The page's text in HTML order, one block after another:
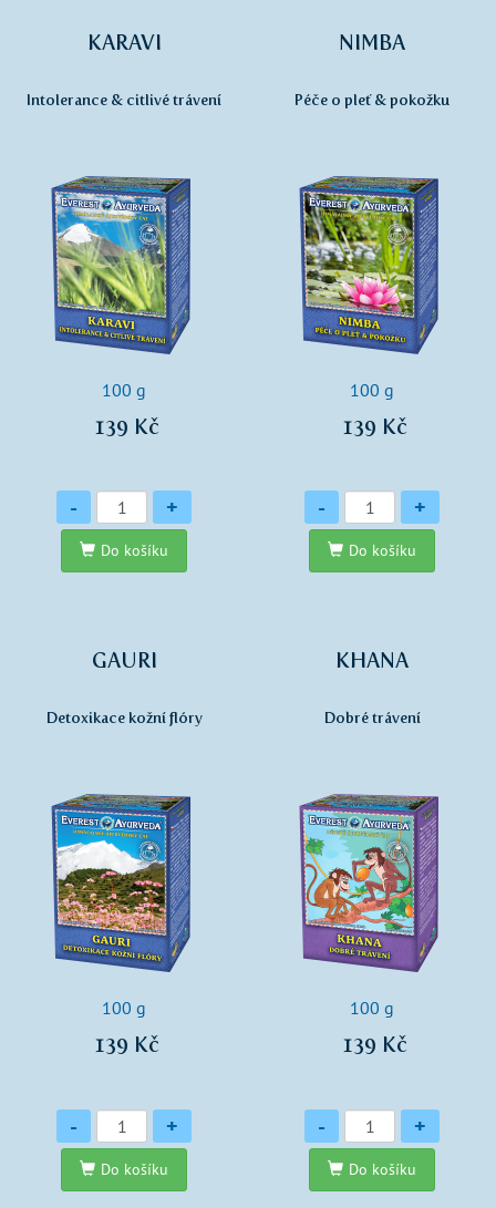
KARAVI
Intolerance & citlivé trávení
100 g
139 Kč
Množství
- +
Do košíku
NIMBA
Péče o pleť & pokožku
100 g
139 Kč
Množství
- +
Do košíku
GAURI
Detoxikace kožní flóry
100 g
139 Kč
Množství
- +
Do košíku
KHANA
Dobré trávení
100 g
139 Kč
Množství
- +
Do košíku